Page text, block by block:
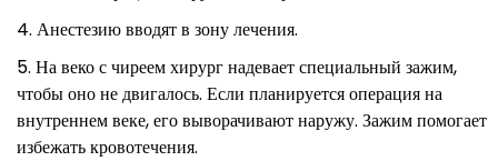
Анестезию вводят в зону лечения.
На веко с чиреем хирург надевает специальный зажим,
чтобы оно не двигалось. Если планируется операция на
внутреннем веке, его выворачивают наружу. Зажим помогает
избежать кровотечения.